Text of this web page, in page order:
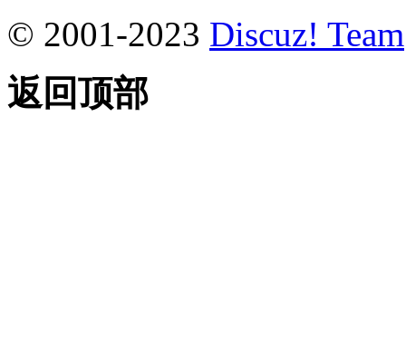
© 2001-2023 Discuz! Team
返回顶部